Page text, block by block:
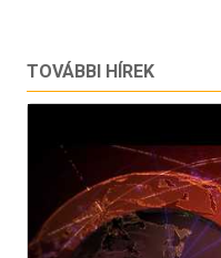
TOVÁBBI HÍREK